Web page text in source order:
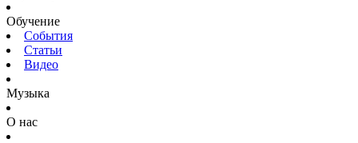
Обучение
События
Статьи
Видео
Музыка
О нас